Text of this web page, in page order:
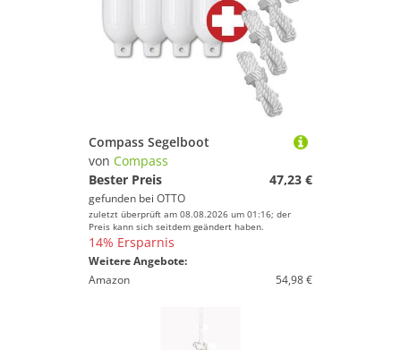
Compass Segelboot
von Compass
Bester Preis
47,23 €
gefunden bei OTTO
zuletzt überprüft am 08.08.2026 um 01:16; der
Preis kann sich seitdem geändert haben.
14% Ersparnis
Weitere Angebote:
Amazon
54,98 €